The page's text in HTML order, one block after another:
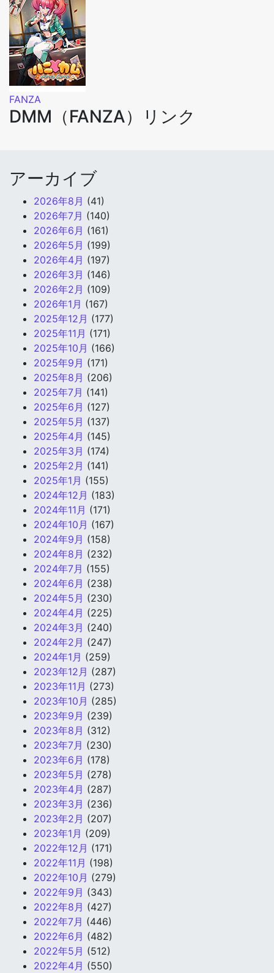
FANZA
DMM（FANZA）リンク
アーカイブ
2026年8月 (41)
2026年7月 (140)
2026年6月 (161)
2026年5月 (199)
2026年4月 (197)
2026年3月 (146)
2026年2月 (109)
2026年1月 (167)
2025年12月 (177)
2025年11月 (171)
2025年10月 (166)
2025年9月 (171)
2025年8月 (206)
2025年7月 (141)
2025年6月 (127)
2025年5月 (137)
2025年4月 (145)
2025年3月 (174)
2025年2月 (141)
2025年1月 (155)
2024年12月 (183)
2024年11月 (171)
2024年10月 (167)
2024年9月 (158)
2024年8月 (232)
2024年7月 (155)
2024年6月 (238)
2024年5月 (230)
2024年4月 (225)
2024年3月 (240)
2024年2月 (247)
2024年1月 (259)
2023年12月 (287)
2023年11月 (273)
2023年10月 (285)
2023年9月 (239)
2023年8月 (312)
2023年7月 (230)
2023年6月 (178)
2023年5月 (278)
2023年4月 (287)
2023年3月 (236)
2023年2月 (207)
2023年1月 (209)
2022年12月 (171)
2022年11月 (198)
2022年10月 (279)
2022年9月 (343)
2022年8月 (427)
2022年7月 (446)
2022年6月 (482)
2022年5月 (512)
2022年4月 (550)